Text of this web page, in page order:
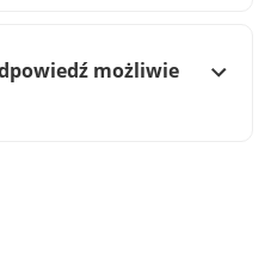
możliwie